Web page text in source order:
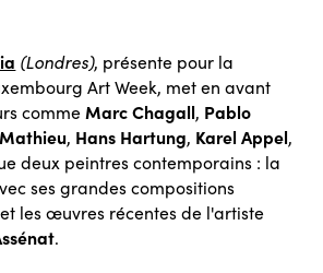
(Londres), présente pour la
Art Week, met en avant
comme Marc Chagall, Pablo
, Hans Hartung, Karel Appel,
deux peintres contemporains : la
ses grandes compositions
les œuvres récentes de l'artiste
.